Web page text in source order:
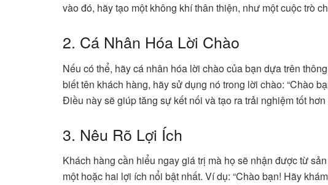
vào đó, hãy tạo một không khí thân thiện, như một cuộc trò
2. Cá Nhân Hóa Lời Chào
Nếu có thể, hãy cá nhân hóa lời chào của bạn dựa trên
biết tên khách hàng, hãy sử dụng nó trong lời chào: “Chào
Điều này sẽ giúp tăng sự kết nối và tạo ra trải nghiệm tốt
3. Nêu Rõ Lợi Ích
Khách hàng cần hiểu ngay giá trị mà họ sẽ nhận được từ
một hoặc hai lợi ích nổi bật nhất. Ví dụ: “Chào bạn! Hãy